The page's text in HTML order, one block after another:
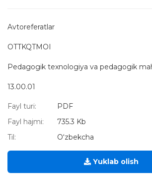
Avtoreferatlar
OTTKQTMOI
Pedagogik texnologiya va pedagogik
13.00.01
Fayl turi:
PDF
Fayl hajmi:
735.3 Kb
Til:
O‘zbekcha
Yuklab olish